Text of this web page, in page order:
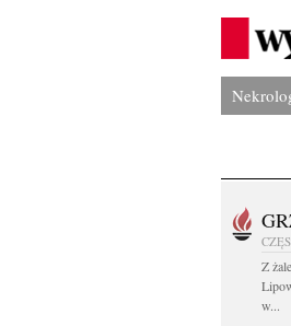
Z
w...